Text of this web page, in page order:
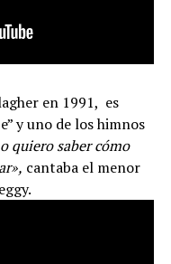
en 1991, es
y uno de los himnos
quiero saber cómo
cantaba el menor